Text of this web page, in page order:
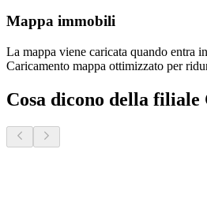
Mappa immobili
La mappa viene caricata quando entra
Caricamento mappa ottimizzato per
Cosa dicono della filiale